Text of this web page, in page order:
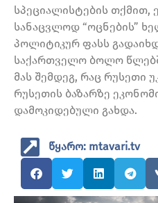
სპეციალისტების თქმით,
სანაცვლოდ “ოცნების”
პოლიტიკურ ფასს
საქართველო ბოლო
მას შემდეგ, რაც რუსეთი
რუსეთის ბაზარზე
დამოკიდებული გახდა.
წყარო: mtavari.tv